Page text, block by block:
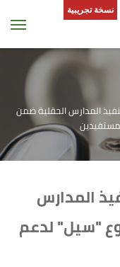
نسخة تجريبية
المدارس الحقلية ضمن
المدارس
"سيل" لدعم